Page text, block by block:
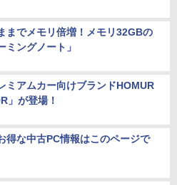
までメモリ倍増！メモリ32GBの
ミングノート」
ミアムカー向けブランドHOMUR
」が登場！
得な中古PC情報はこのページで